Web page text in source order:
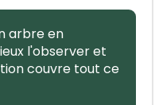
arbre en
l'observer et
couvre tout ce